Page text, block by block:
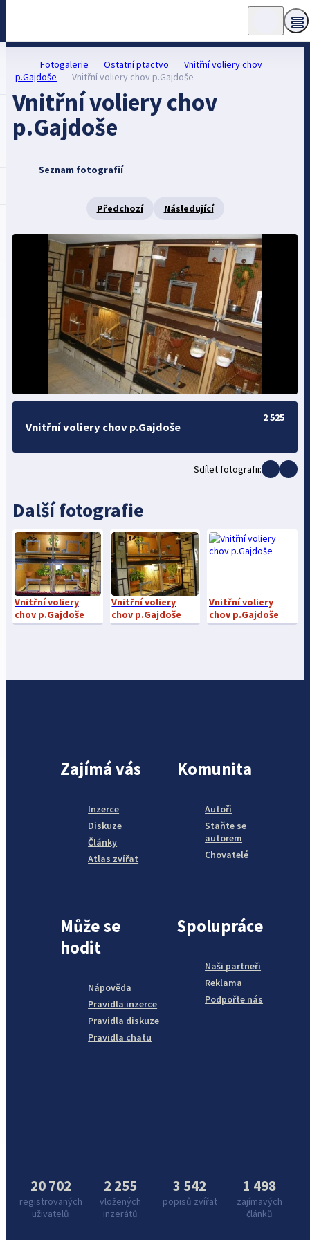
Fotogalerie Ostatní ptactvo
Vnitřní voliery chov
p.Gajdoše
Vnitřní voliery chov p.Gajdoše
Vnitřní voliery chov
p.Gajdoše
Seznam fotografií
Předchozí Následující
Vnitřní voliery chov p.Gajdoše
2 525
Sdílet fotografii:
Další fotografie
Vnitřní voliery
chov p.Gajdoše
Vnitřní voliery
chov p.Gajdoše
Vnitřní voliery
chov p.Gajdoše
Zajímá vás
Inzerce
Diskuze
Články
Atlas zvířat
Komunita
Autoři
Staňte se
autorem
Chovatelé
Může se
hodit
Nápověda
Pravidla inzerce
Pravidla diskuze
Pravidla chatu
Spolupráce
Naši partneři
Reklama
Podpořte nás
20 702
registrovaných
uživatelů
2 255
vložených
inzerátů
3 542
popisů zvířat
1 498
zajímavých
článků